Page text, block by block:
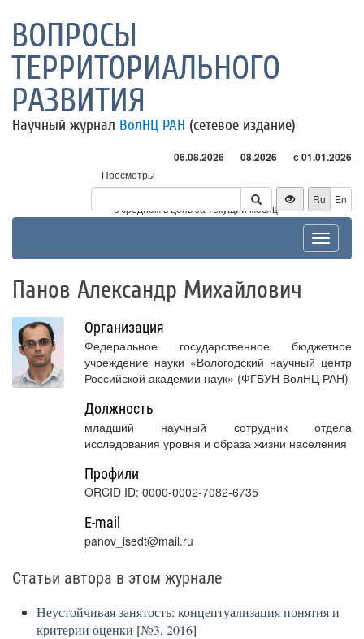
ВОПРОСЫ
ТЕРРИТОРИАЛЬНОГО
РАЗВИТИЯ
Научный журнал ВолНЦ РАН (сетевое издание)
06.08.2026 08.2026 с 01.01.2026
Просмотры
Посетители
* - в среднем в день за текущий месяц
Ru En
Toggle
Панов Александр Михайлович
Организация
Федеральное государственное бюджетное
учреждение науки «Вологодский научный центр
Российской академии наук» (ФГБУН ВолНЦ РАН)
Должность
младший научный сотрудник отдела
исследования уровня и образа жизни населения
Профили
ORCID ID: 0000-0002-7082-6735
E-mail
panov_isedt@mail.ru
Статьи автора в этом журнале
Неустойчивая занятость: концептуализация понятия и
критерии оценки [№3, 2016]